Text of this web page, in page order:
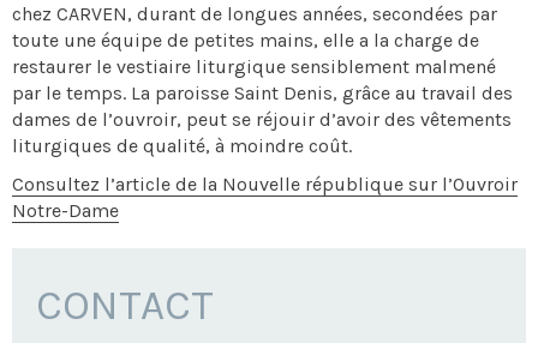
chez CARVEN, durant de longues années, secondées par
toute une équipe de petites mains, elle a la charge de
restaurer le vestiaire liturgique sensiblement malmené
par le temps. La paroisse Saint Denis, grâce au travail des
dames de l’ouvroir, peut se réjouir d’avoir des vêtements
liturgiques de qualité, à moindre coût.
Consultez l’article de la Nouvelle république sur l’Ouvroir
Notre-Dame
CONTACT